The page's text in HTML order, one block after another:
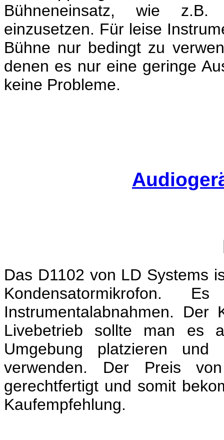
Bühneneinsatz, wie
einzusetzen. Für leise
Bühne nur bedingt zu
denen es nur eine geringe
keine Probleme.
Das D1102 von LD Systems
Instrumentalabnahmen.
Livebetrieb sollte man es
Umgebung platzieren
verwenden. Der Preis
gerechtfertigt und somit
Kaufempfehlung.